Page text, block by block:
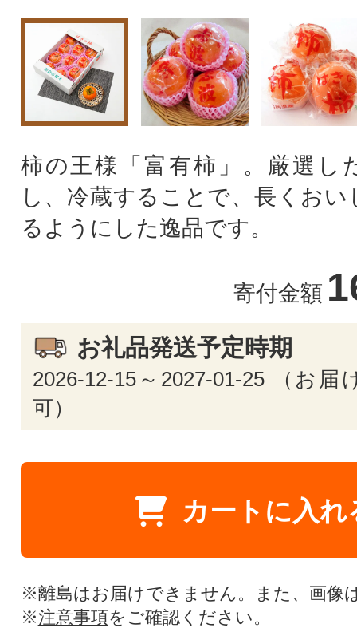
柿の王様「富有柿」。厳選し
し、冷蔵することで、長くお
るようにした逸品です。
寄付金額
お礼品発送予定時期
2026-12-15～2027-01-25 （お届
可）
カートに入れ
※離島はお届けできません。また、画像
※注意事項をご確認ください。